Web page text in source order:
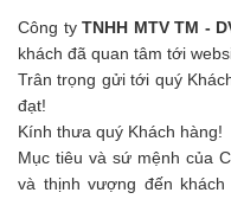
Công ty TNHH MTV TM -
khách đã quan tâm tới
Trân trọng gửi tới quý
đạt!
Kính thưa quý Khách hàng!
Mục tiêu và sứ mệnh của
và thịnh vượng đến